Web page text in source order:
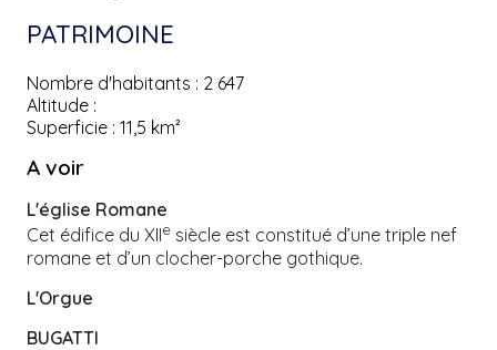
PATRIMOINE
Nombre d'habitants : 2 647
Altitude :
Superficie : 11,5 km²
A voir
L'église Romane
Cet édifice du XIIe siècle est constitué d’une triple nef
romane et d’un clocher-porche gothique.
L'Orgue
BUGATTI